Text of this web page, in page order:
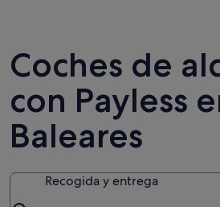
Coches de
con Payless
Baleares
Recogida y entrega